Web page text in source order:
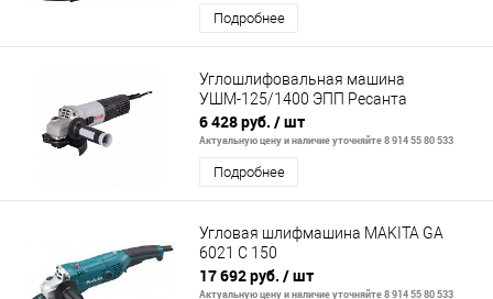
Подробнее
Углошлифовальная машина
УШМ-125/1400 ЭПП Ресанта
6 428 руб. / шт
Актуальную цену и наличие уточняйте 8 914 55 80 533
Подробнее
Угловая шлифмашина MAKITA GA
6021 C 150
17 692 руб. / шт
Актуальную цену и наличие уточняйте 8 914 55 80 533